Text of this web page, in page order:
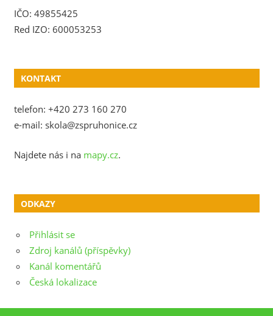
IČO: 49855425
Red IZO: 600053253
KONTAKT
telefon: +420 273 160 270
e-mail: skola@zspruhonice.cz
Najdete nás i na mapy.cz.
ODKAZY
Přihlásit se
Zdroj kanálů (příspěvky)
Kanál komentářů
Česká lokalizace